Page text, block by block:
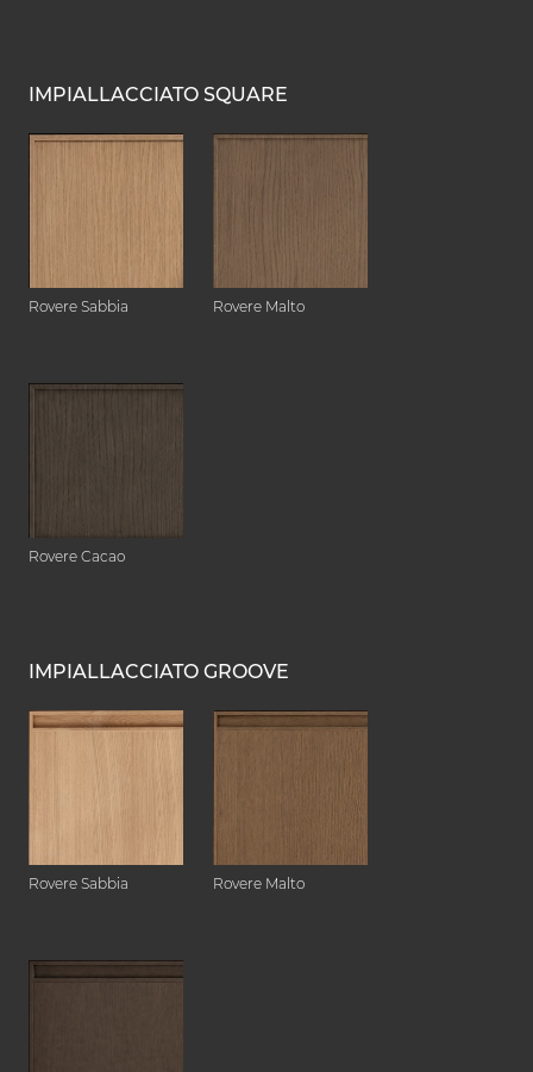
IMPIALLACCIATO SQUARE
Rovere Sabbia Rovere Malto
Rovere Cacao
IMPIALLACCIATO GROOVE
Rovere Sabbia Rovere Malto